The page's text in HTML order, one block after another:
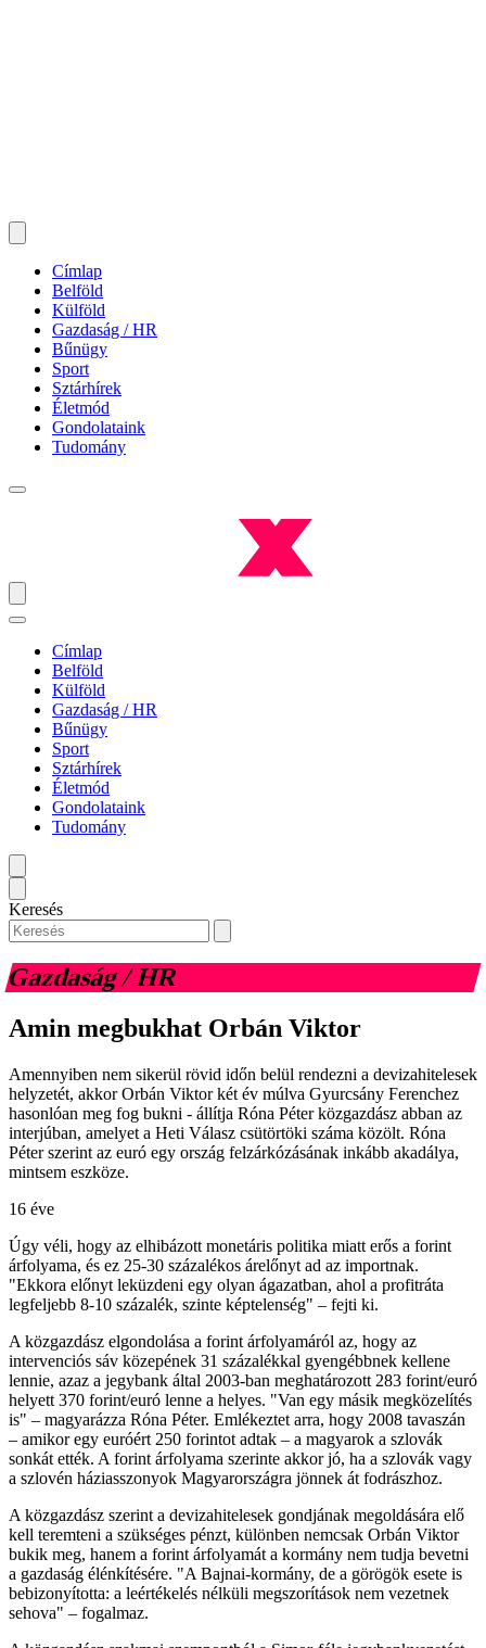
Címlap
Belföld
Külföld
Gazdaság / HR
Bűnügy
Sport
Sztárhírek
Életmód
Gondolataink
Tudomány
Címlap
Belföld
Külföld
Gazdaság / HR
Bűnügy
Sport
Sztárhírek
Életmód
Gondolataink
Tudomány
Keresés
Gazdaság / HR
Amin megbukhat Orbán Viktor
Amennyiben nem sikerül rövid időn belül rendezni a devizahitelesek
helyzetét, akkor Orbán Viktor két év múlva Gyurcsány Ferenchez
hasonlóan meg fog bukni - állítja Róna Péter közgazdász abban az
interjúban, amelyet a Heti Válasz csütörtöki száma közölt. Róna
Péter szerint az euró egy ország felzárkózásának inkább akadálya,
mintsem eszköze.
16 éve
Úgy véli, hogy az elhibázott monetáris politika miatt erős a forint
árfolyama, és ez 25-30 százalékos árelőnyt ad az importnak.
"Ekkora előnyt leküzdeni egy olyan ágazatban, ahol a profitráta
legfeljebb 8-10 százalék, szinte képtelenség" – fejti ki.
A közgazdász elgondolása a forint árfolyamáról az, hogy az
intervenciós sáv közepének 31 százalékkal gyengébbnek kellene
lennie, azaz a jegybank által 2003-ban meghatározott 283 forint/euró
helyett 370 forint/euró lenne a helyes. "Van egy másik megközelítés
is" – magyarázza Róna Péter. Emlékeztet arra, hogy 2008 tavaszán
– amikor egy euróért 250 forintot adtak – a magyarok a szlovák
sonkát ették. A forint árfolyama szerinte akkor jó, ha a szlovák vagy
a szlovén háziasszonyok Magyarországra jönnek át fodrászhoz.
A közgazdász szerint a devizahitelesek gondjának megoldására elő
kell teremteni a szükséges pénzt, különben nemcsak Orbán Viktor
bukik meg, hanem a forint árfolyamát a kormány nem tudja bevetni
a gazdaság élénkítésére. "A Bajnai-kormány, de a görögök esete is
bebizonyította: a leértékelés nélküli megszorítások nem vezetnek
sehova" – fogalmaz.